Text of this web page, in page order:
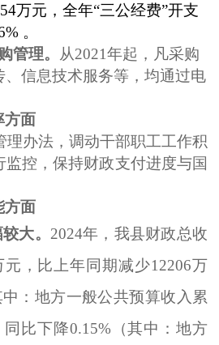
万元，全年“三公经费”开支
。
管理。 从2021年起，凡采购
、信息技术服务等，均通过电
方面
理办法，调动干部职工工作积
控，保持财政支付进度与国
方面
大。 2024年，我县财政总收
元，比上年同期减少12206万
中：地方一般公共预算收入累
同比下降0.15% （其中：地方